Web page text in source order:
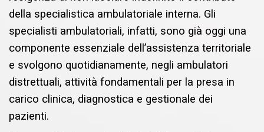
della specialistica ambulatoriale interna. Gli
specialisti ambulatoriali, infatti, sono già oggi una
componente essenziale dell’assistenza territoriale
e svolgono quotidianamente, negli ambulatori
distrettuali, attività fondamentali per la presa in
carico clinica, diagnostica e gestionale dei
pazienti.